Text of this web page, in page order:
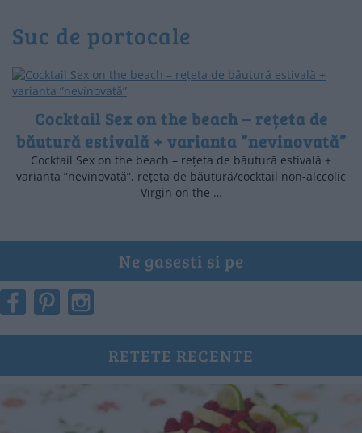
suc de portocale
Cocktail Sex on the beach – rețeta de
băutură estivală + varianta ”nevinovată”
Cocktail Sex on the beach – rețeta de băutură estivală +
varianta ”nevinovată”, rețeta de băutură/cocktail non-alccolic
Virgin on the …
Ne gasesti si pe
RETETE RECENTE